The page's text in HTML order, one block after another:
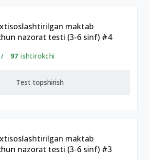
maktab
nazorat testi (3-6 sinf) #4
/ 97 ishtirokchi
Test topshirish
maktab
nazorat testi (3-6 sinf) #3